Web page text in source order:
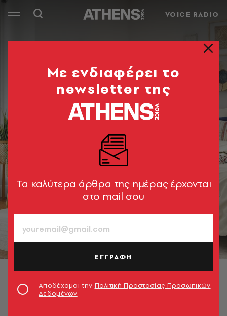
VOICE RADIO
© Spacejoy/Unsplash
Mε ενδιαφέρει το
newsletter της
Tα καλύτερα άρθρα της ημέρας έρχονται
στο mail σου
ΕΓΓΡΑΦΗ
Αποδέχομαι την Πολιτική Προστασίας Προσωπικών
Δεδομένων